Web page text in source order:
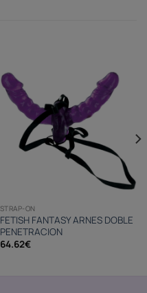
STRAP-ON
FETISH FANTASY ARNES DOBLE
PENETRACION
64.62€